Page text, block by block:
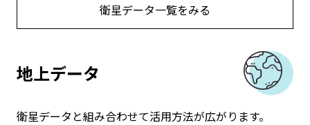
衛星データ一覧をみる
地上データ
衛星データと組み合わせて活用方法が広がります。